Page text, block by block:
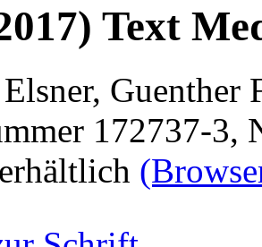
Text
Guenther
172737-3,